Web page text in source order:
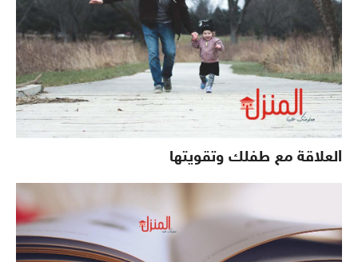
العلاقة مع طفلك وتقويتها